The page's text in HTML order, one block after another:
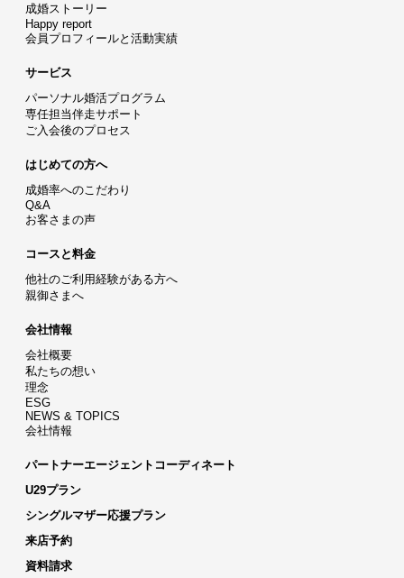
成婚ストーリー
Happy report
会員プロフィールと活動実績
サービス
パーソナル婚活プログラム
専任担当伴走サポート
ご入会後のプロセス
はじめての方へ
成婚率へのこだわり
Q&A
お客さまの声
コースと料金
他社のご利用経験がある方へ
親御さまへ
会社情報
会社概要
私たちの想い
理念
ESG
NEWS & TOPICS
会社情報
パートナーエージェントコーディネート
U29プラン
シングルマザー応援プラン
来店予約
資料請求